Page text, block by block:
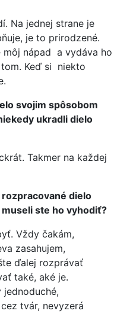
Na jednej strane je
je to prirodzené.
môj nápad a vydáva ho
Keď si niekto
svojim spôsobom
ukradli dielo
Takmer na každej
rozpracované dielo
museli ste ho vyhodiť?
Vždy čakám,
zasahujem,
ďalej rozprávať
také, aké je.
tvár, nevyzerá